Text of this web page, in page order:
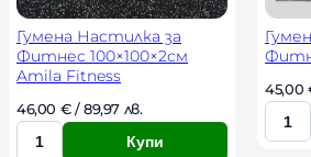
Гумена Настилка за
Фитнес 100×100×2см
Amila Fitness
46,00 € / 89,97 лв.
Купи
45,00
К